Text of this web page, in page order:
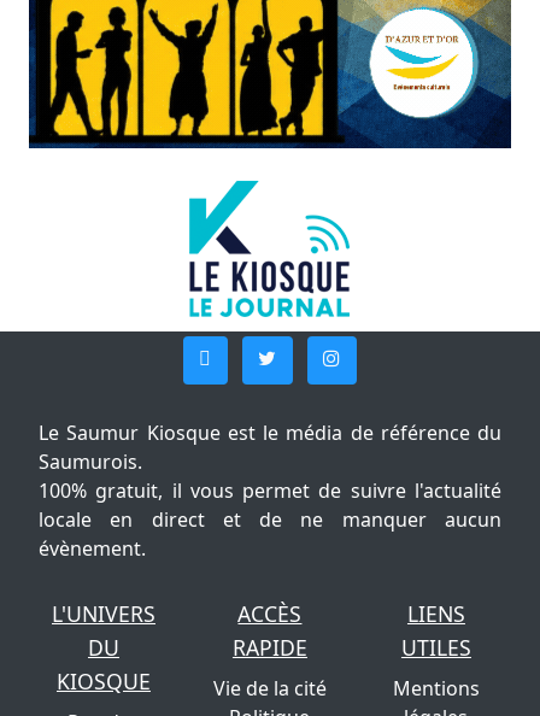
Le Saumur Kiosque est le média de référence du
Saumurois.
100% gratuit, il vous permet de suivre l'actualité
locale en direct et de ne manquer aucun
évènement.
L'UNIVERS
DU
KIOSQUE
ACCÈS
RAPIDE
Vie de la cité
LIENS
UTILES
Mentions